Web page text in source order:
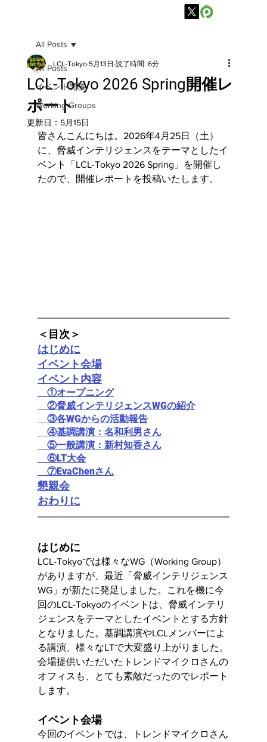
All Posts
イベント開催
Working Groups
All Posts
LCL-Tokyo 2026 Spring開催レ
ポート
LCL-Tokyo 5月13日 読了時間: 6分
更新日： 5月15日
皆さんこんにちは。2026年4月25日（土）
に、脅威インテリジェンスをテーマとしたイ
ベント「LCL-Tokyo 2026 Spring」を開催し
たので、開催レポートを投稿いたします。
＜目次＞
はじめに
イベント会場
イベント内容
①オープニング
②脅威インテリジェンスWGの紹介
③各WGからの活動報告
④基調講演：名和利男さん
⑤一般講演：新村知香さん
⑥LT大会
⑦EvaChenさん
懇親会
おわりに
はじめに
LCL-Tokyoでは様々なWG（Working Group）
がありますが、最近「脅威インテリジェンス
WG」が新たに発足しました。これを機に今
回のLCL-Tokyoのイベントは、脅威インテリ
ジェンスをテーマとしたイベントとする方針
となりました。基調講演やLCLメンバーによ
る講演、様々なLTで大変盛り上がりました。
会場提供いただいたトレンドマイクロさんの
オフィスも、とても素敵だったのでレポート
します。
イベント会場
今回のイベントでは、トレンドマイクロさん